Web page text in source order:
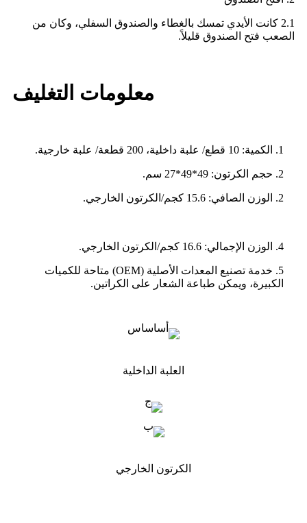
2.1 كانت الأيدي تمسك بالغطاء والصندوق السفلي، وكان من
الصعب فتح الصندوق قليلاً.
معلومات التغليف
1. الكمية: 10 قطع/ علبة داخلية، 200 قطعة/ علبة خارجية.
2. حجم الكرتون: 49*49*27 سم.
2. الوزن الصافي: 15.6 كجم/الكرتون الخارجي.
4. الوزن الإجمالي: 16.6 كجم/الكرتون الخارجي.
5. خدمة تصنيع المعدات الأصلية (OEM) متاحة للكميات
الكبيرة، ويمكن طباعة الشعار على الكراتين.
العلبة الداخلية
الكرتون الخارجي